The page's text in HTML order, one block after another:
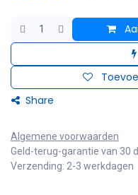
Share
Algemene voorwaarden
Geld-terug-garantie van 30
Verzending: 2-3 werkdagen